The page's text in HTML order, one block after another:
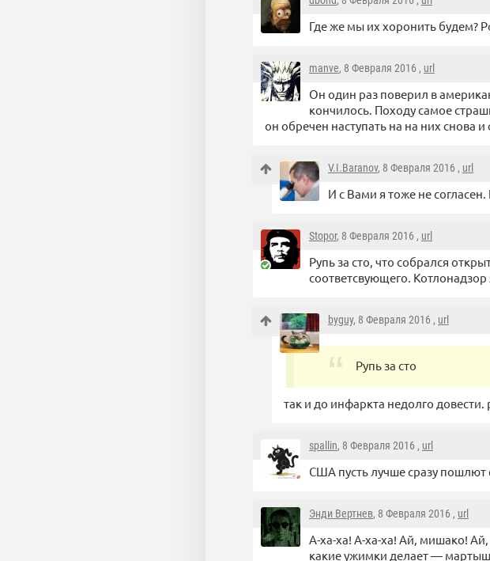
Где же мы их хоронить будем?
manve, 8 Февраля 2016 , url
Он один раз поверил в
кончилось. Походу самое
он обречен наступать на на них снова
V.I.Baranov, 8 Февраля 2016 , url
И с Вами я тоже не
Stopor, 8 Февраля 2016 , url
Рупь за сто, что собрался
соответсвующего. Котлонадзор
byguy, 8 Февраля 2016 , url
Рупь за сто
так и до инфаркта недолго
spallin, 8 Февраля 2016 , url
США пусть лучше сразу пошлют
Энди Вертнев, 8 Февраля 2016 , url
А-ха-ха! А-ха-ха! Ай, мишако!
какие ужимки делает —